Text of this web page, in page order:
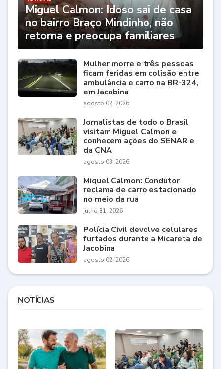
Miguel Calmon: Idoso sai de casa
no bairro Braço Mindinho, não
retorna e preocupa familiares
Mulher morre e três pessoas
ficam feridas em colisão entre
ambulância e carro na BR-324,
em Jacobina
agosto 02, 2026
Jornalistas de todo o Brasil
visitam Miguel Calmon e
conhecem ações do SENAR e
da CNA
agosto 03, 2026
Miguel Calmon: Condutor
reclama de carro estacionado
no meio da rua
julho 31, 2026
Polícia Civil devolve celulares
furtados durante a Micareta de
Jacobina
agosto 02, 2026
NOTÍCIAS